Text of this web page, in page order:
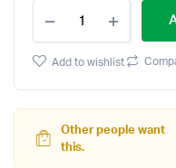
de
carrefour
a
Led
quantity
Add to wishlist
Other people want
this.